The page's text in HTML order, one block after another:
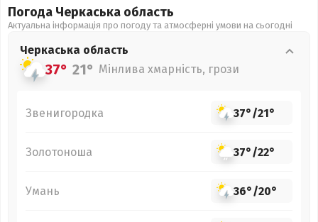
Погода Черкаська область
Актуальна інформація про погоду та атмосферні умови на сьогодні
Черкаська область
37° 21° Мінлива хмарність, грози
Звенигородка 37°/21°
Золотоноша 37°/22°
Умань 36°/20°